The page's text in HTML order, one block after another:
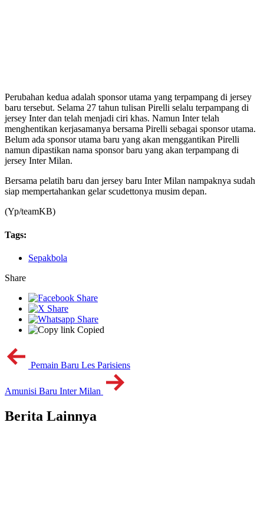
Perubahan kedua adalah sponsor utama yang terpampang di jersey
baru tersebut. Selama 27 tahun tulisan Pirelli selalu terpampang di
jersey Inter dan telah menjadi ciri khas. Namun Inter telah
menghentikan kerjasamanya bersama Pirelli sebagai sponsor utama.
Belum ada sponsor utama baru yang akan menggantikan Pirelli
namun dipastikan nama sponsor baru yang akan terpampang di
jersey Inter Milan.
Bersama pelatih baru dan jersey baru Inter Milan nampaknya sudah
siap mempertahankan gelar scudettonya musim depan.
(Yp/teamKB)
Tags:
Sepakbola
Share
Copied
Pemain Baru Les Parisiens
Amunisi Baru Inter Milan
Berita Lainnya